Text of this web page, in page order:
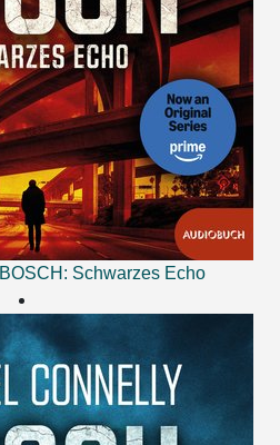
BOSCH: Schwarzes Echo